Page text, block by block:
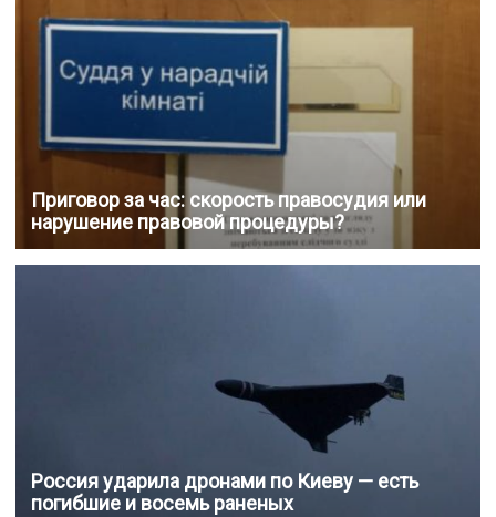
Приговор за час: скорость правосудия или
нарушение правовой процедуры?
Россия ударила дронами по Киеву — есть
погибшие и восемь раненых